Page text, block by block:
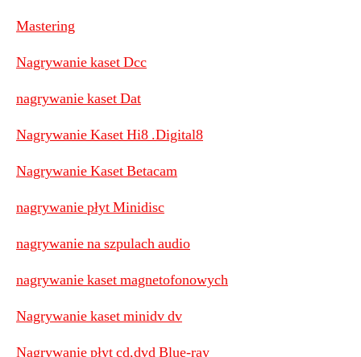
Mastering
Nagrywanie kaset Dcc
nagrywanie kaset Dat
Nagrywanie Kaset Hi8 .Digital8
Nagrywanie Kaset Betacam
nagrywanie płyt Minidisc
nagrywanie na szpulach audio
nagrywanie kaset magnetofonowych
Nagrywanie kaset minidv dv
Nagrywanie płyt cd,dvd Blue-ray